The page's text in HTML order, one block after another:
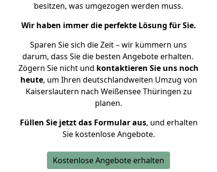
besitzen, was umgezogen werden muss.
Wir haben immer die perfekte Lösung für Sie.
Sparen Sie sich die Zeit – wir kümmern uns
darum, dass Sie die besten Angebote erhalten.
Zögern Sie nicht und kontaktieren Sie uns noch
heute, um Ihren deutschlandweiten Umzug von
Kaiserslautern nach Weißensee Thüringen zu
planen.
Füllen Sie jetzt das Formular aus, und erhalten
Sie kostenlose Angebote.
Kostenlose Angebote erhalten